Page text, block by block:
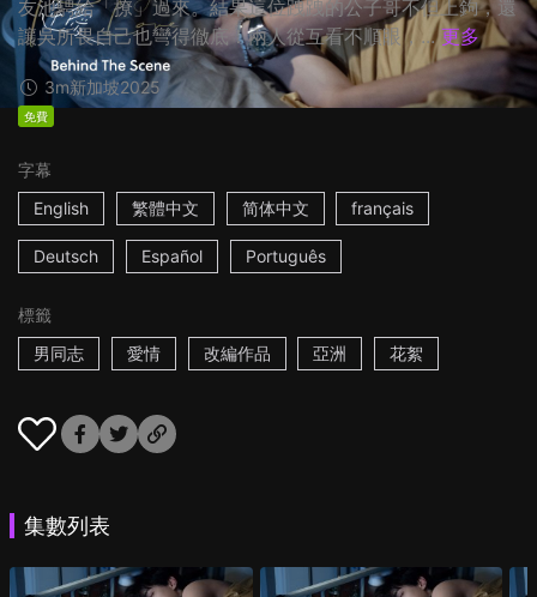
友池騁給「撩」過來。結果這位跩跩的公子哥不但上鉤，還
讓吳所畏自己也彎得徹底！兩人從互看不順眼，... 更多
3m新加坡2025
免費
字幕
English
繁體中文 简体中文 français
Deutsch Español Português
標籤
男同志
愛情 改編作品 亞洲 花絮
集數列表